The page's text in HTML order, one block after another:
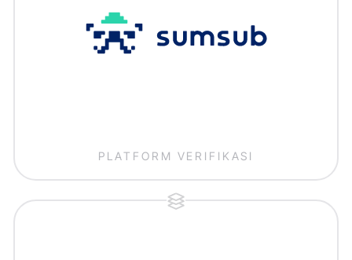
PLATFORM VERIFIKASI